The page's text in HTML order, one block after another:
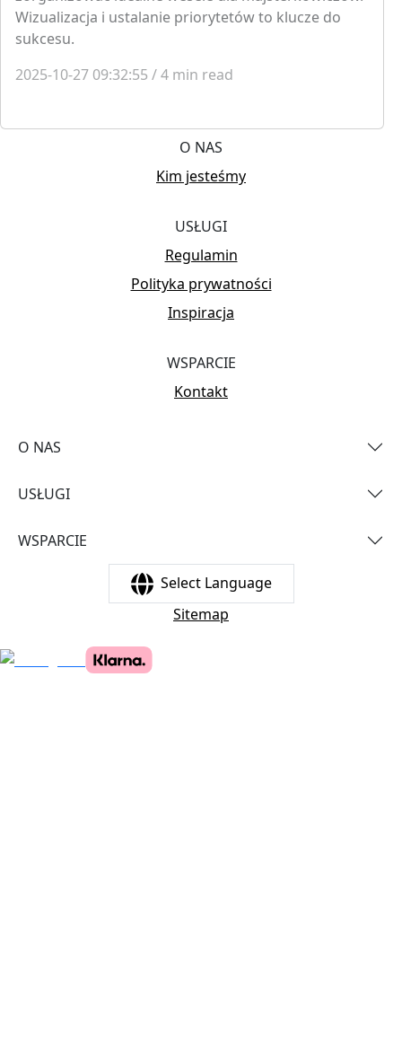
Wizualizacja i ustalanie priorytetów to klucze do
sukcesu.
2025-10-27 09:32:55 /4 min read
O NAS
Kim jesteśmy
USŁUGI
Regulamin
Polityka prywatności
Inspiracja
WSPARCIE
Kontakt
O NAS
USŁUGI
WSPARCIE
Select Language
Sitemap